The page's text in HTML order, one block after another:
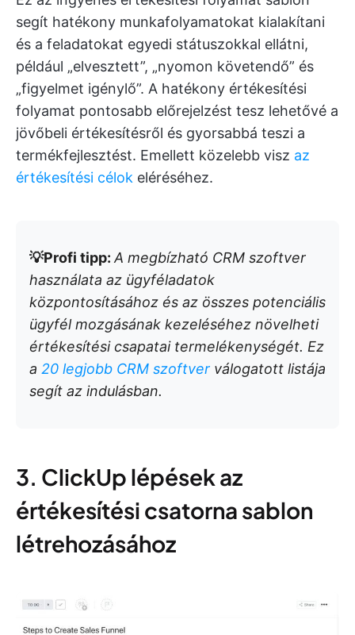
segít hatékony munkafolyamatokat kialakítani
és a feladatokat egyedi státuszokkal ellátni,
például „elvesztett”, „nyomon követendő” és
„figyelmet igénylő”. A hatékony értékesítési
folyamat pontosabb előrejelzést tesz lehetővé a
jövőbeli értékesítésről és gyorsabbá teszi a
termékfejlesztést. Emellett közelebb visz az
értékesítési célok eléréséhez.
💡Profi tipp: A megbízható CRM szoftver
használata az ügyféladatok
központosításához és az összes potenciális
ügyfél mozgásának kezeléséhez növelheti
értékesítési csapatai termelékenységét. Ez
a 20 legjobb CRM szoftver válogatott listája
segít az indulásban.
3. ClickUp lépések az
értékesítési csatorna sablon
létrehozásához